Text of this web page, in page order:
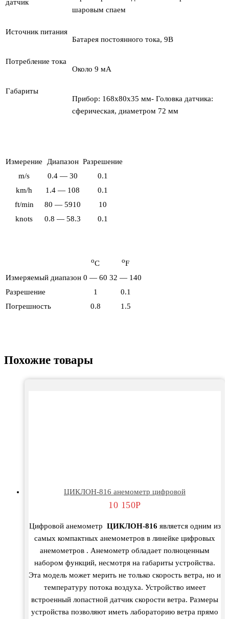
датчик
шаровым спаем
Источник питания
Батарея постоянного тока, 9В
Потребление тока
Около 9 мА
Габариты
Прибор: 168х80х35 мм- Головка датчика:
сферическая, диаметром 72 мм
Измерение Диапазон Разрешение
m/s
0.4 — 30
0.1
km/h
1.4 — 108
0.1
ft/min
80 — 5910
10
knots
0.8 — 58.3 0.1
оС оF
Измеряемый диапазон 0 — 60 32 — 140
Разрешение
1
0.1
Погрешность
0.8 1.5
Похожие товары
ЦИКЛОН-816 анемометр цифровой
10 150Р
Цифровой анемометр ЦИКЛОН-816 является одним из
самых компактных анемометров в линейке цифровых
анемометров . Анемометр обладает полноценным
набором функций, несмотря на габариты устройства.
Эта модель может мерить не только скорость ветра, но и
температуру потока воздуха. Устройство имеет
встроенный лопастной датчик скорости ветра. Размеры
устройства позволяют иметь лабораторию ветра прямо